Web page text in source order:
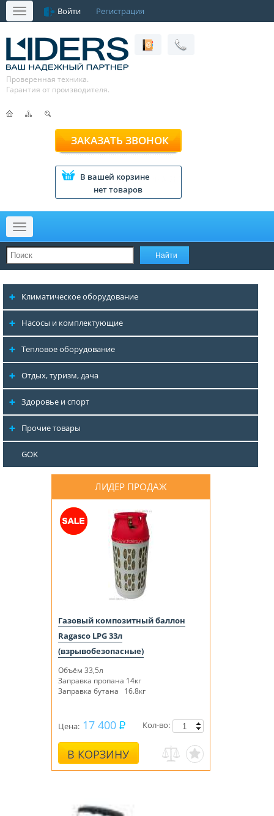
Меню Войти Регистрация
Проверенная техника.
Гарантия от производителя.
ЗАКАЗАТЬ ЗВОНОК
В вашей корзине
нет товаров
Меню
Климатическое оборудование
Насосы и комплектующие
Тепловое оборудование
Отдых, туризм, дача
Здоровье и спорт
Прочие товары
GOK
ЛИДЕР ПРОДАЖ
Газовый композитный баллон
Ragasco LPG 33л
(взрывобезопасные)
Объём 33,5л
Заправка пропана 14кг
Заправка бутана 16.8кг
Цена: 17 400
В КОРЗИНУ
Кол-во: